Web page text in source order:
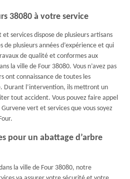
38080 à votre service
services dispose de plusieurs artisans
de plusieurs années d’expérience et qui
de qualité et conformes aux
la ville de Four 38080. Vous n’avez pas
ont connaissance de toutes les
Durant l’intervention, ils mettront un
tout accident. Vous pouvez faire appel
vert et services que vous soyez
pour un abattage d’arbre
la ville de Four 38080, notre